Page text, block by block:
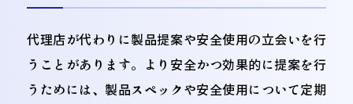
代理店が代わりに製品提案や安全使用の立会いを行
うことがあります。より安全かつ効果的に提案を行
うためには、製品スペックや安全使用について定期